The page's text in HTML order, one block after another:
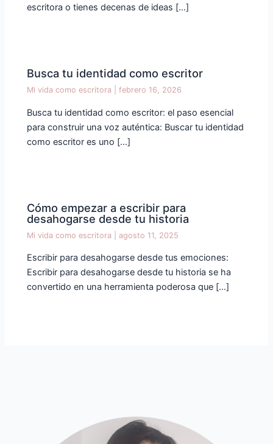
escritora o tienes decenas de ideas […]
Busca tu identidad como escritor
Mi vida como escritora |febrero 16, 2026
Busca tu identidad como escritor: el paso esencial
para construir una voz auténtica: Buscar tu identidad
como escritor es uno […]
Cómo empezar a escribir para
desahogarse desde tu historia
Mi vida como escritora |agosto 11, 2025
Escribir para desahogarse desde tus emociones:
Escribir para desahogarse desde tu historia se ha
convertido en una herramienta poderosa que […]